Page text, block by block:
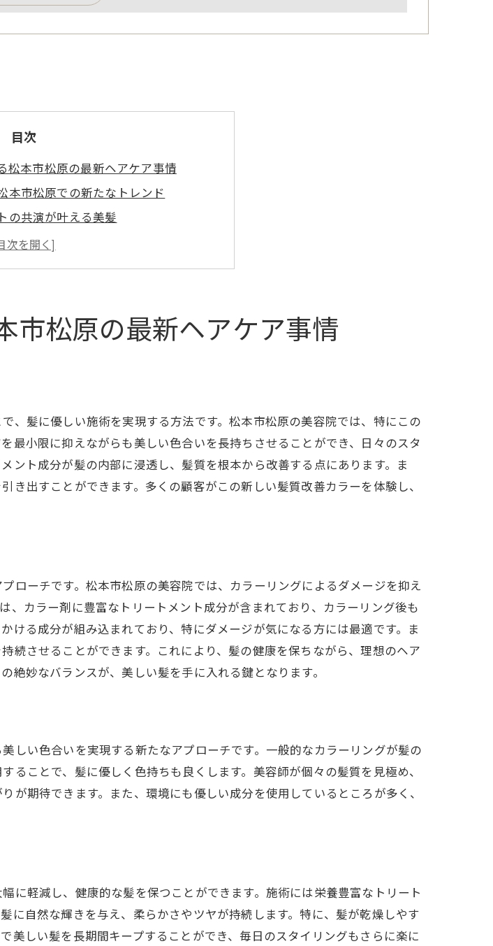
目次
松本市松原の最新ヘアケア事情
本市松原での新たなトレンド
の共演が叶える美髪
気の髪質改善カラーの特徴
す髪の健康と輝き
スタイルを手に入れる方法
の髪へ松本市松原の美容院での新提案
する個別対応型施術
カラーの秘密
特別なトリートメント
する色合いを実現する方法
カラーの新しいトレンド
カラーとトリートメントの相乗効果
ラーの選び方
に与える恩恵
る艶やかな仕上がり
談できる髪質改善カラー
に活かすためのケア方法
松原での美髪戦略を探る
新カラー技術
ズカラーの提案
剤の選び方
る髪質改善カラーの選び方
カラー施術の流れ
の注意点
市松原の最新ヘアケア事情
、髪に優しい施術を実現する方法です。松本市松原の美容院では、特にこの
最小限に抑えながらも美しい色合いを長持ちさせることができ、日々のスタ
ント成分が髪の内部に浸透し、髪質を根本から改善する点にあります。ま
出すことができます。多くの顧客がこの新しい髪質改善カラーを体験し、
ローチです。松本市松原の美容院では、カラーリングによるダメージを抑え
、カラー剤に豊富なトリートメント成分が含まれており、カラーリング後も
ける成分が組み込まれており、特にダメージが気になる方には最適です。ま
続させることができます。これにより、髪の健康を保ちながら、理想のヘア
妙なバランスが、美しい髪を手に入れる鍵となります。
しい色合いを実現する新たなアプローチです。一般的なカラーリングが髪の
ことで、髪に優しく色持ちも良くします。美容師が個々の髪質を見極め、
期待できます。また、環境にも優しい成分を使用しているところが多く、
に軽減し、健康的な髪を保つことができます。施術には栄養豊富なトリート
に自然な輝きを与え、柔らかさやツヤが持続します。特に、髪が乾燥しやす
美しい髪を長期間キープすることができ、毎日のスタイリングもさらに楽に